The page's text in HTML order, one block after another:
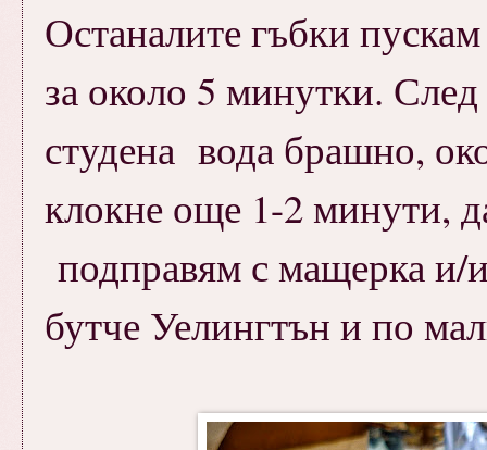
Останалите гъбки
за около 5 минутки.
студена вода брашно,
клокне още 1-2 минути,
подправям с мащерка
бутче Уелингтън и по